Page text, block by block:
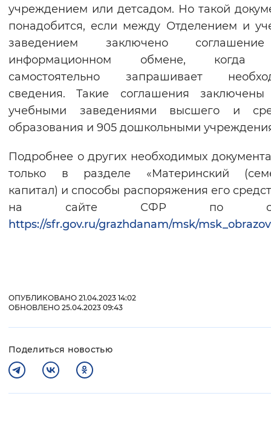
учреждением или детсадом. Но такой
понадобится, если между Отделением и
заведением заключено
информационном обмене, когда
самостоятельно запрашивает
сведения. Такие соглашения
учебными заведениями высшего и
образования и 905 дошкольными
Подробнее о других необходимых
только в разделе «Материнский
капитал) и способы распоряжения его
на сайте СФР по
https://sfr.gov.ru/grazhdanam/msk/
ОПУБЛИКОВАНО 21.04.2023 14:02
ОБНОВЛЕНО 25.04.2023 09:43
Поделиться новостью